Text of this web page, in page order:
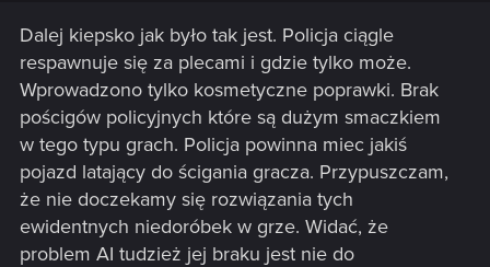
Dalej kiepsko jak było tak jest. Policja ciągle
respawnuje się za plecami i gdzie tylko może.
Wprowadzono tylko kosmetyczne poprawki. Brak
pościgów policyjnych które są dużym smaczkiem
w tego typu grach. Policja powinna miec jakiś
pojazd latający do ścigania gracza. Przypuszczam,
że nie doczekamy się rozwiązania tych
ewidentnych niedoróbek w grze. Widać, że
problem AI tudzież jej braku jest nie do